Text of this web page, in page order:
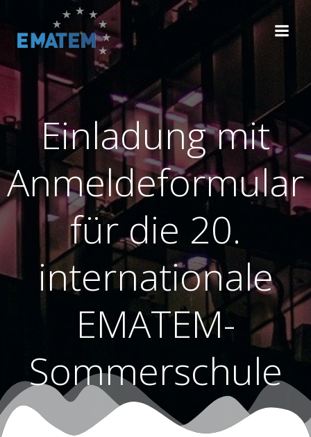
Zum
Inhalt
Einladung mit
Anmeldeformular
für die 20.
internationale
EMATEM-
Sommerschule